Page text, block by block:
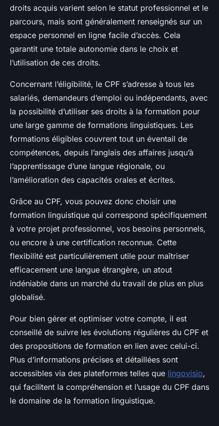
droits acquis varient selon le statut professionnel et le
parcours, mais sont généralement renseignés sur un
espace personnel en ligne facile d’accès. Cela
garantit une totale autonomie dans le choix et
l’utilisation de ces droits.
Concernant l’éligibilité, le CPF s’adresse à tous les
salariés, demandeurs d’emploi ou indépendants, avec
la possibilité d’utiliser ses droits à la formation pour
une large gamme de formations linguistiques. Les
formations éligibles couvrent tout un éventail de
compétences, depuis l’anglais des affaires jusqu’à
l’apprentissage d’une langue régionale, ou
l’amélioration des capacités orales et écrites.
Grâce au CPF, vous pouvez donc choisir une
formation linguistique qui correspond spécifiquement
à votre projet professionnel, vos besoins personnels,
ou encore à une certification reconnue. Cette
flexibilité est particulièrement utile pour maîtriser
efficacement une langue étrangère, un atout
indéniable dans un marché du travail de plus en plus
globalisé.
Pour bien gérer et optimiser votre compte, il est
conseillé de suivre les évolutions régulières du CPF et
des propositions de formation en lien avec celui-ci.
Plus d’informations précises et détaillées sont
accessibles via des plateformes telles que lingovisio,
qui facilitent la compréhension et l’usage du CPF dans
le domaine de la formation linguistique.